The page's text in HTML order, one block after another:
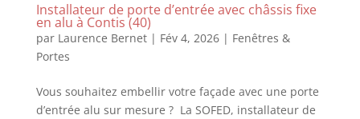
Installateur de porte d’entrée avec châssis fixe
en alu à Contis (40)
par Laurence Bernet| Fév 4, 2026| Fenêtres &
Portes
Vous souhaitez embellir votre façade avec une porte
d’entrée alu sur mesure ? La SOFED, installateur de